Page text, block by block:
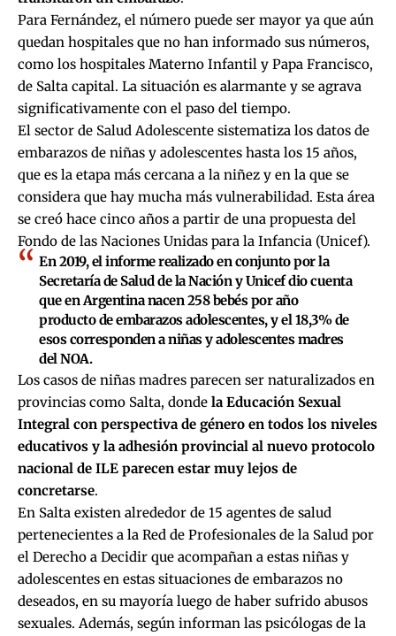
Para Fernández, el número puede ser mayor ya que aún
quedan hospitales que no han informado sus números,
como los hospitales Materno Infantil y Papa Francisco,
de Salta capital. La situación es alarmante y se agrava
significativamente con el paso del tiempo.
El sector de Salud Adolescente sistematiza los datos de
embarazos de niñas y adolescentes hasta los 15 años,
que es la etapa más cercana a la niñez y en la que se
considera que hay mucha más vulnerabilidad. Esta área
se creó hace cinco años a partir de una propuesta del
Fondo de las Naciones Unidas para la Infancia (Unicef).
En 2019, el informe realizado en conjunto por la
Secretaría de Salud de la Nación y Unicef dio cuenta
que en Argentina nacen 258 bebés por año
producto de embarazos adolescentes, y el 18,3% de
esos corresponden a niñas y adolescentes madres
del NOA.
Los casos de niñas madres parecen ser naturalizados en
provincias como Salta, donde la Educación Sexual
Integral con perspectiva de género en todos los niveles
educativos y la adhesión provincial al nuevo protocolo
nacional de ILE parecen estar muy lejos de
concretarse.
En Salta existen alrededor de 15 agentes de salud
pertenecientes a la Red de Profesionales de la Salud por
el Derecho a Decidir que acompañan a estas niñas y
adolescentes en estas situaciones de embarazos no
deseados, en su mayoría luego de haber sufrido abusos
sexuales. Además, según informan las psicólogas de la